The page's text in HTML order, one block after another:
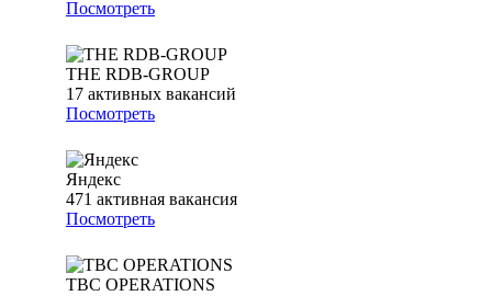
Посмотреть
THE RDB-GROUP
17 активных вакансий
Посмотреть
Яндекс
471 активная вакансия
Посмотреть
TBC OPERATIONS